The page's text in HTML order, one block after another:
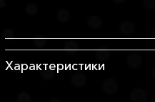
Характеристики